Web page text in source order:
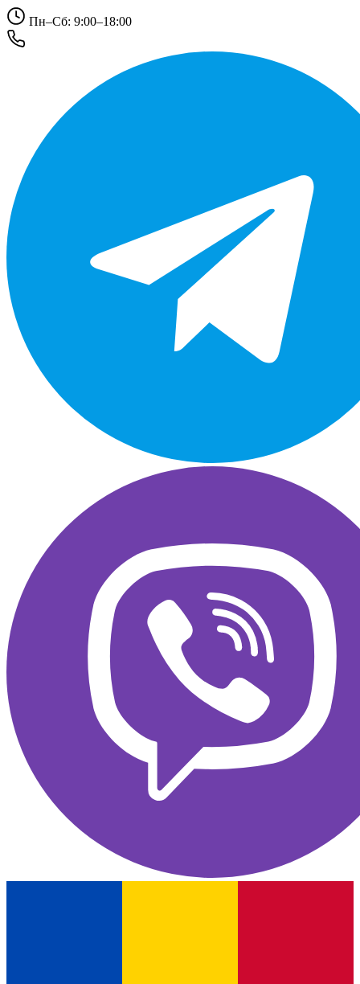
Пн–Сб: 9:00–18:00